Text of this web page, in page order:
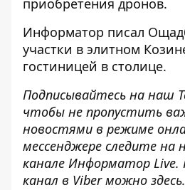
приобретения дронов.
Информатор писал
участки в элитном
гостиницей в столице.
Подписывайтесь на наш
чтобы не пропустить
новостями в режиме
мессенджере следите на
канале Информатор Live.
канал в Viber можно здесь.